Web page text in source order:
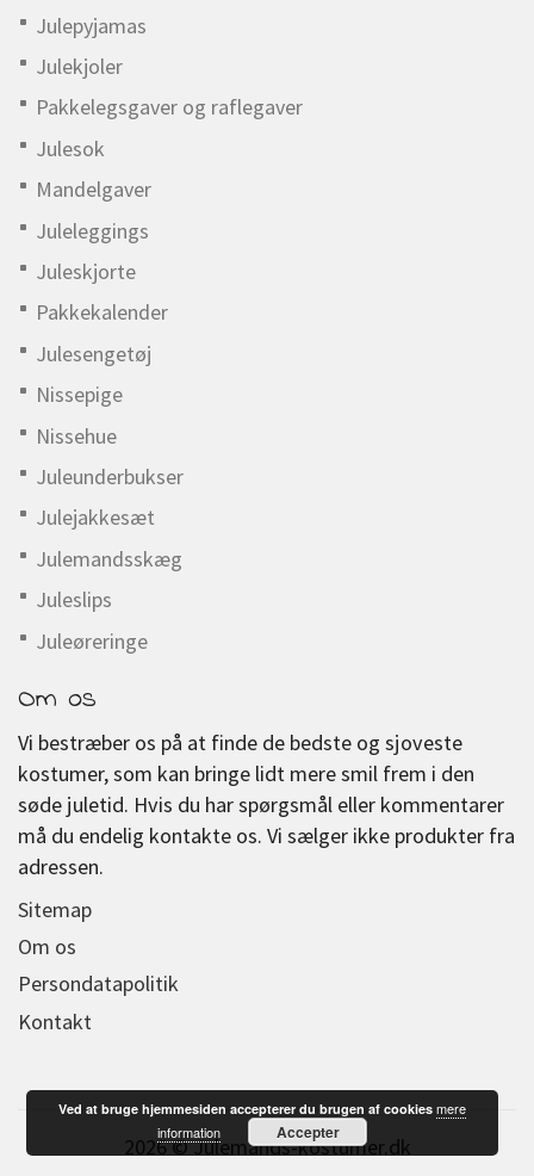
Julepyjamas
Julekjoler
Pakkelegsgaver og raflegaver
Julesok
Mandelgaver
Juleleggings
Juleskjorte
Pakkekalender
Julesengetøj
Nissepige
Nissehue
Juleunderbukser
Julejakkesæt
Julemandsskæg
Juleslips
Juleøreringe
Om os
Vi bestræber os på at finde de bedste og sjoveste
kostumer, som kan bringe lidt mere smil frem i den
søde juletid. Hvis du har spørgsmål eller kommentarer
må du endelig kontakte os. Vi sælger ikke produkter fra
adressen.
Sitemap
Om os
Persondatapolitik
Kontakt
2026 © Julemands-kostumer.dk
Ved at bruge hjemmesiden accepterer du brugen af cookiesmere
information
Accepter